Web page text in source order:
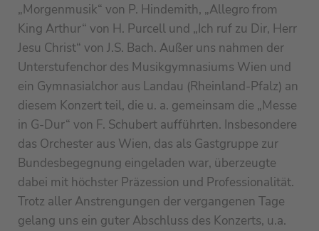
„Morgenmusik“ von P. Hindemith, „Allegro from
King Arthur“ von H. Purcell und „Ich ruf zu Dir, Herr
Jesu Christ“ von J.S. Bach. Außer uns nahmen der
Unterstufenchor des Musikgymnasiums Wien und
ein Gymnasialchor aus Landau (Rheinland-Pfalz) an
diesem Konzert teil, die u. a. gemeinsam die „Messe
in G-Dur“ von F. Schubert aufführten. Insbesondere
das Orchester aus Wien, das als Gastgruppe zur
Bundesbegegnung eingeladen war, überzeugte
dabei mit höchster Präzession und Professionalität.
Trotz aller Anstrengungen der vergangenen Tage
gelang uns ein guter Abschluss des Konzerts, u.a.